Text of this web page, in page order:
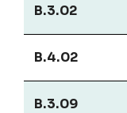
B.3.02
B.4.02
B.3.09